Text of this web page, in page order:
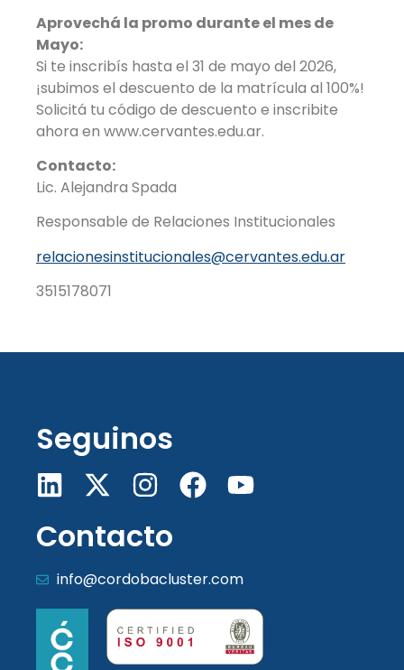
Aprovechá la promo durante el mes de
Mayo:
Si te inscribís hasta el 31 de mayo del 2026,
¡subimos el descuento de la matrícula al 100%!
Solicitá tu código de descuento e inscribite
ahora en www.cervantes.edu.ar.
Contacto:
Lic. Alejandra Spada
Responsable de Relaciones Institucionales
relacionesinstitucionales@cervantes.edu.ar
3515178071
Seguinos
Contacto
info@cordobacluster.com